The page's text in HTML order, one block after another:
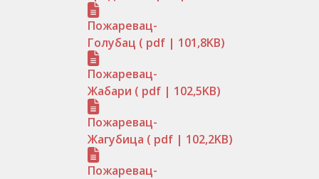
Пожаревац-
Голубац ( pdf | 101,8KB)
Пожаревац-
Жабари ( pdf | 102,5KB)
Пожаревац-
Жагубица ( pdf | 102,2KB)
Пожаревац-